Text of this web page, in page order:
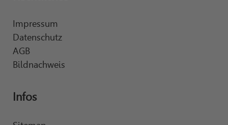
Impressum
Datenschutz
AGB
Bildnachweis
Infos